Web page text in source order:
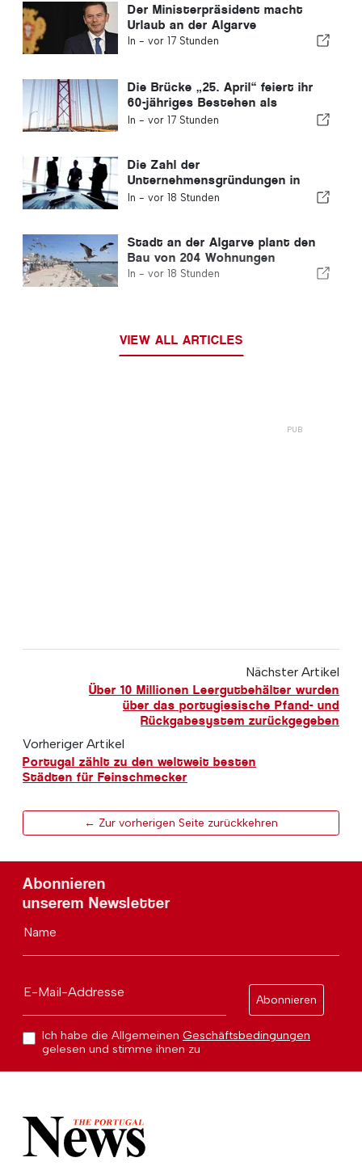
Der Ministerpräsident macht
Urlaub an der Algarve
In - vor 17 Stunden
Die Brücke „25. April“ feiert ihr
60-jähriges Bestehen als
Verbindung zwischen Lissabon
In - vor 17 Stunden
Die Zahl der
Unternehmensgründungen in
Portugal sinkt um 4,2 %
In - vor 18 Stunden
Stadt an der Algarve plant den
Bau von 204 Wohnungen
In - vor 18 Stunden
VIEW ALL ARTICLES
Nächster Artikel
Über 10 Millionen Leergutbehälter wurden
über das portugiesische Pfand- und
Rückgabesystem zurückgegeben
Vorheriger Artikel
Portugal zählt zu den weltweit besten
Städten für Feinschmecker
← Zur vorherigen Seite zurückkehren
Abonnieren
unserem Newsletter
Name
E-Mail-Addresse
Abonnieren
Ich habe die Allgemeinen Geschäftsbedingungen
gelesen und stimme ihnen zu